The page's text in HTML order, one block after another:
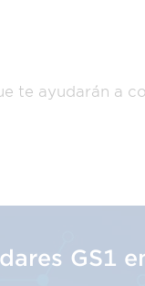
te ayudarán a
GS1